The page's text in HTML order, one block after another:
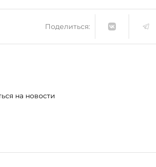
Поделиться:
на новости